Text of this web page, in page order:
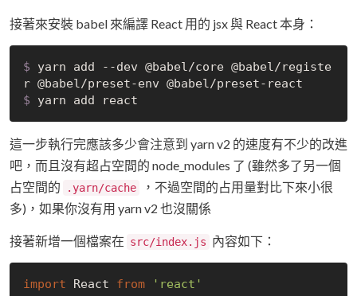
接著來安裝 babel 來編譯 React 用的 jsx 與 React 本身：
$ yarn add --dev @babel/core @babel/registe
r @babel/preset-env @babel/preset-react
$ yarn add react
這一步執行完應該多少會注意到 yarn v2 的速度有不少的改進
吧，而且沒有超占空間的 node_modules 了 (雖然多了另一個
占空間的
.yarn/cache
，不過空間的占用量對比下來小很
多)，如果你沒有用 yarn v2 也沒關係
接著新增一個檔案在 src/index.js 內容如下：
import React from 'react'